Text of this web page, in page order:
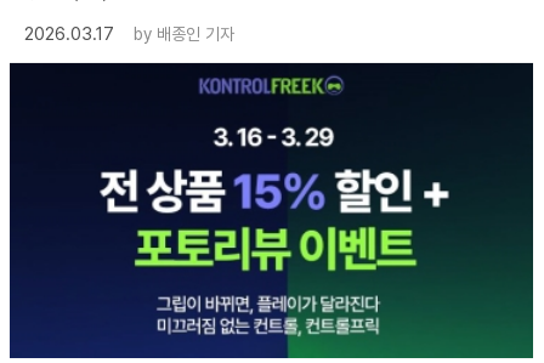
2026.03.17
by 배종인 기자